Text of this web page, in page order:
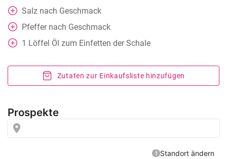
Salz nach Geschmack
Pfeffer nach Geschmack
1 Löffel Öl zum Einfetten der Schale
Zutaten zur Einkaufsliste hinzufügen